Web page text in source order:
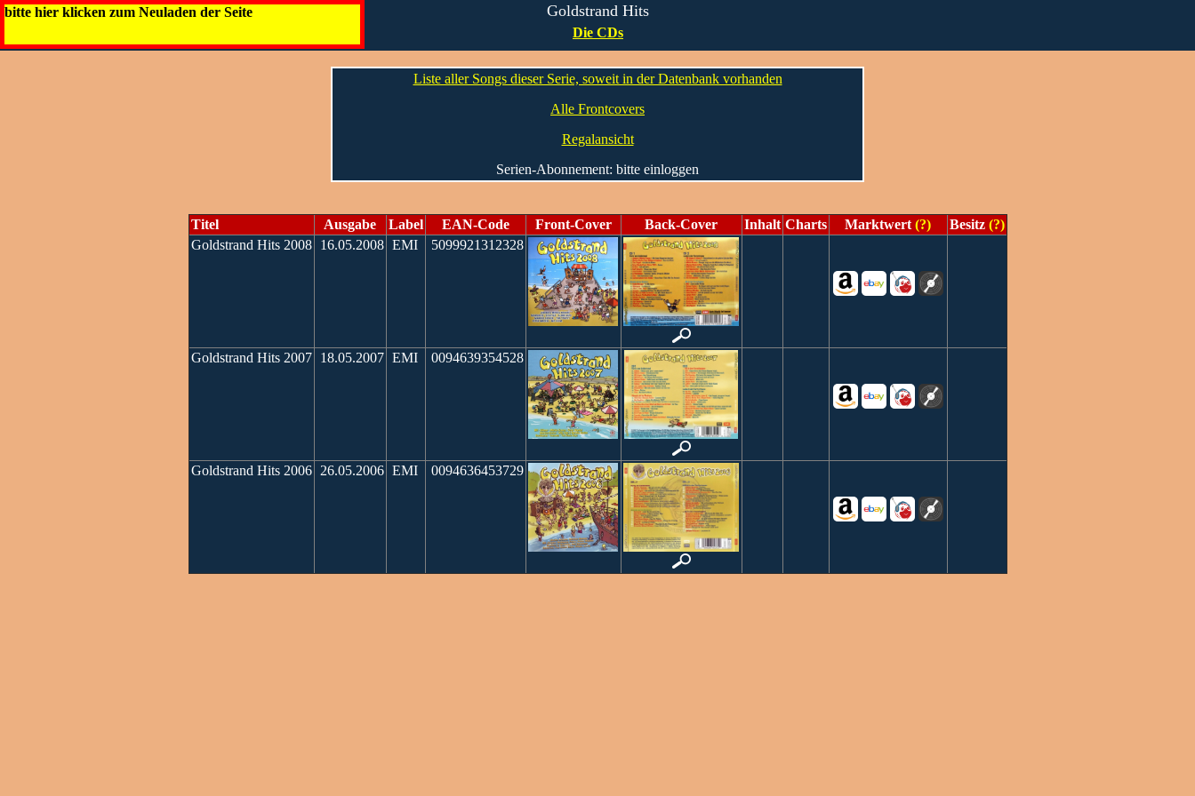
bitte hier klicken zum Neuladen der Seite Goldstrand Hits
Die CDs
Liste aller Songs dieser Serie, soweit in der Datenbank vorhanden
Alle Frontcovers
Regalansicht
Serien-Abonnement: bitte einloggen
Titel Ausgabe Label EAN-Code Front-Cover Back-Cover Inhalt Charts Marktwert (?) Besitz(?)
Goldstrand Hits 2008
16.05.2008 EMI 5099921312328
Goldstrand Hits 2007 18.05.2007 EMI 0094639354528
Goldstrand Hits 2006 26.05.2006 EMI 0094636453729